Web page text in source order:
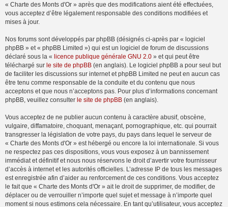
« Charte des Monts d'Or » après que des modifications aient été effectuées,
vous acceptez d’être légalement responsable des conditions modifiées et
mises à jour.
Nos forums sont développés par phpBB (désignés ci-après par « logiciel
phpBB » et « phpBB Limited ») qui est un logiciel de forum de discussions
déclaré sous la « licence publique générale GNU 2.0 » et qui peut être
téléchargé sur le site de phpBB (en anglais). Le logiciel phpBB a pour seul but
de faciliter les discussions sur internet et phpBB Limited ne peut en aucun cas
être tenu comme responsable de la conduite et du contenu que nous
acceptons et que nous n’acceptons pas. Pour plus d’informations concernant
phpBB, veuillez consulter le site de phpBB (en anglais).
Vous acceptez de ne publier aucun contenu à caractère abusif, obscène,
vulgaire, diffamatoire, choquant, menaçant, pornographique, etc. qui pourrait
transgresser la législation de votre pays, du pays dans lequel le serveur de
« Charte des Monts d'Or » est hébergé ou encore la loi internationale. Si vous
ne respectez pas ces dispositions, vous vous exposez à un bannissement
immédiat et définitif et nous nous réservons le droit d’avertir votre fournisseur
d’accès à internet et les autorités officielles. L’adresse IP de tous les messages
est enregistrée afin d’aider au renforcement de ces conditions. Vous acceptez
le fait que « Charte des Monts d'Or » ait le droit de supprimer, de modifier, de
déplacer ou de verrouiller n’importe quel sujet et message à n’importe quel
moment si nous estimons cela nécessaire. En tant qu’utilisateur, vous acceptez